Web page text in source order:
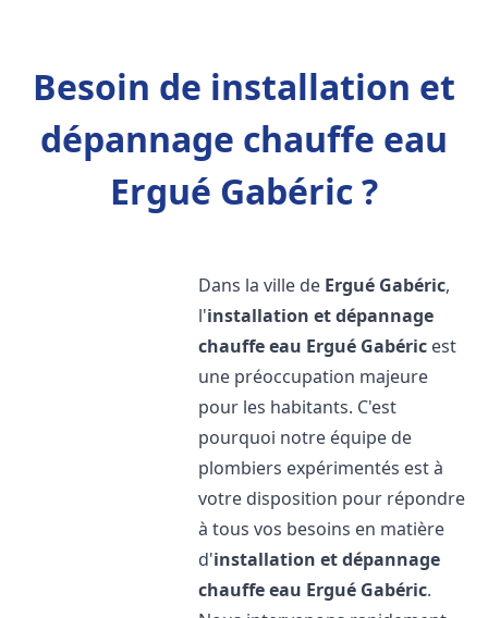
Besoin de installation et
dépannage chauffe eau
Ergué Gabéric ?
Dans la ville de Ergué Gabéric,
l'installation et dépannage
chauffe eau Ergué Gabéric est
une préoccupation majeure
pour les habitants. C'est
pourquoi notre équipe de
plombiers expérimentés est à
votre disposition pour répondre
à tous vos besoins en matière
d'installation et dépannage
chauffe eau Ergué Gabéric.